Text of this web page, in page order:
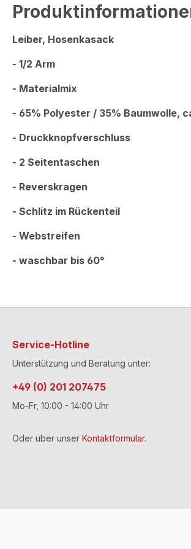
Leiber, Hosenkasack
- 1/2 Arm
- Materialmix
- 65% Polyester / 35% Baumwolle,
- Druckknopfverschluss
- 2 Seitentaschen
- Reverskragen
- Schlitz im Rückenteil
- Webstreifen
- waschbar bis 60°
Service-Hotline
Unterstützung und Beratung unter:
+49 (0) 201 207475
Mo-Fr, 10:00 - 14:00 Uhr
Oder über unser Kontaktformular.